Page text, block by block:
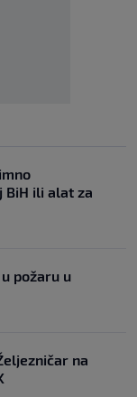
BiH ili alat za
požaru u
na